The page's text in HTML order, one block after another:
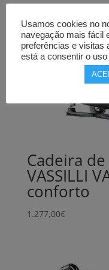
Cadeira
VASSILLI
conforto
1.277,00€
Usamos cookies no
navegação mais fácil
preferências e visitas
está a consentir o